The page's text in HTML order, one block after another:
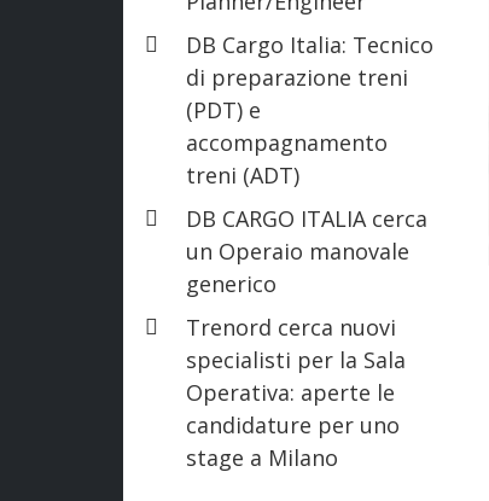
DB Cargo Italia: Tecnico
di preparazione treni
(PDT) e
accompagnamento
treni (ADT)
DB CARGO ITALIA cerca
un Operaio manovale
generico
Trenord cerca nuovi
specialisti per la Sala
Operativa: aperte le
candidature per uno
stage a Milano